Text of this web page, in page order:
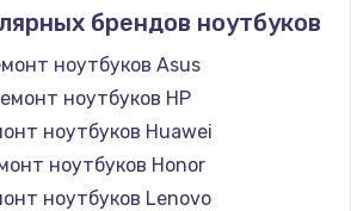
брендов ноутбуков
ноутбуков Asus
ноутбуков HP
ноутбуков Huawei
ноутбуков Honor
ноутбуков Lenovo